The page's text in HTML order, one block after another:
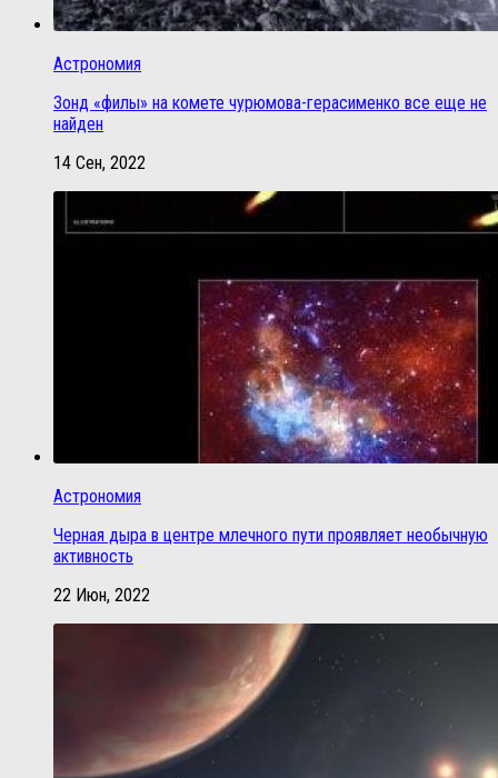
Астрономия
Зонд «филы» на комете чурюмова-герасименко все еще не
найден
14 Сен, 2022
Астрономия
Черная дыра в центре млечного пути проявляет необычную
активность
22 Июн, 2022